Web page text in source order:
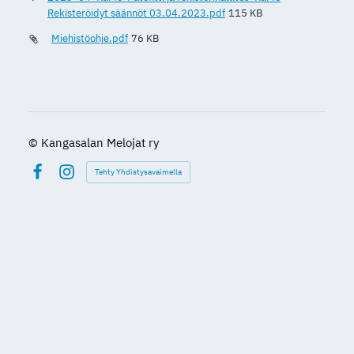
Rekisteröidyt säännöt 03.04.2023.pdf 115 KB
Miehistöohje.pdf 76 KB
© Kangasalan Melojat ry
Instagram
Tehty Yhdistysavaimella